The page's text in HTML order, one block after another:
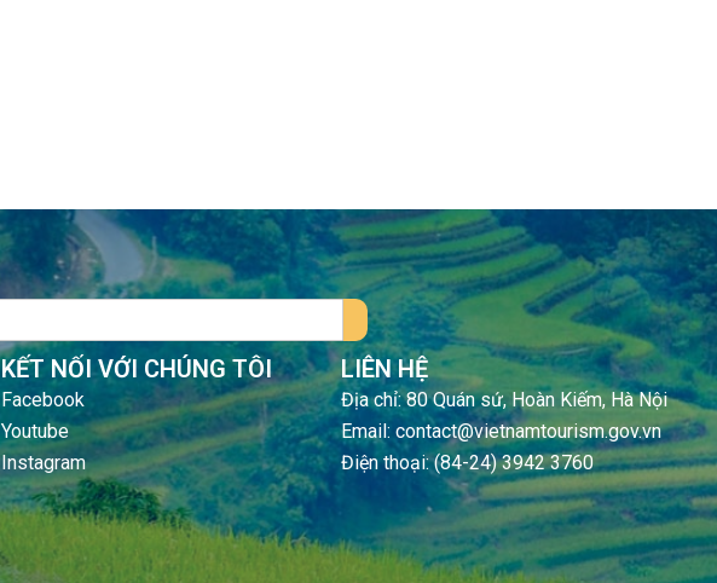
KẾT NỐI VỚI CHÚNG TÔI
Facebook
Youtube
Instagram
LIÊN HỆ
Địa chỉ: 80 Quán sứ, Hoàn Kiếm, Hà Nội
Email: contact@vietnamtourism.gov.vn
Điện thoại: (84-24) 3942 3760